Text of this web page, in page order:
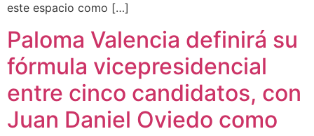
este espacio como […]
Paloma Valencia definirá su
fórmula vicepresidencial
entre cinco candidatos, con
Juan Daniel Oviedo como